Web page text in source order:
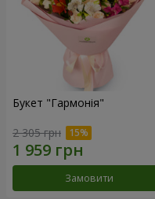
Букет "Гармонія"
2 305 грн
Замовити